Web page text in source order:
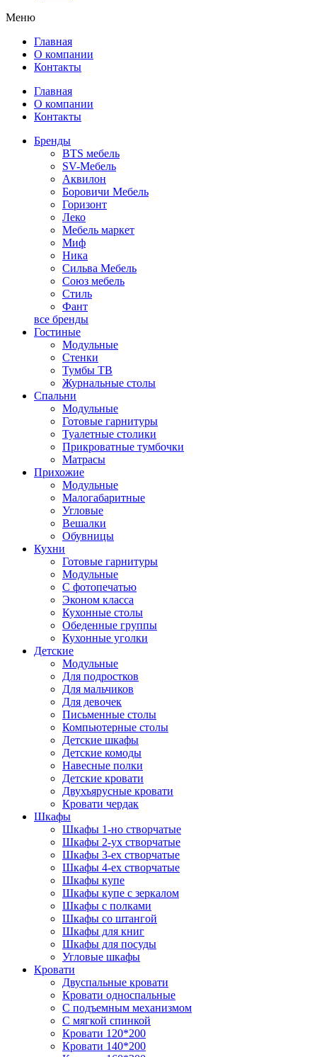
Меню
Главная
О компании
Контакты
Главная
О компании
Контакты
Бренды
BTS мебель
SV-Мебель
Аквилон
Боровичи Мебель
Горизонт
Леко
Мебель маркет
Миф
Ника
Сильва Мебель
Союз мебель
Стиль
Фант
все бренды
Гостиные
Модульные
Стенки
Тумбы ТВ
Журнальные столы
Спальни
Модульные
Готовые гарнитуры
Туалетные столики
Прикроватные тумбочки
Матрасы
Прихожие
Модульные
Малогабаритные
Угловые
Вешалки
Обувницы
Кухни
Готовые гарнитуры
Модульные
С фотопечатью
Эконом класса
Кухонные столы
Обеденные группы
Кухонные уголки
Детские
Модульные
Для подростков
Для мальчиков
Для девочек
Письменные столы
Компьютерные столы
Детские шкафы
Детские комоды
Навесные полки
Детские кровати
Двухъярусные кровати
Кровати чердак
Шкафы
Шкафы 1-но створчатые
Шкафы 2-ух створчатые
Шкафы 3-ех створчатые
Шкафы 4-ех створчатые
Шкафы купе
Шкафы купе с зеркалом
Шкафы с полками
Шкафы со штангой
Шкафы для книг
Шкафы для посуды
Угловые шкафы
Кровати
Двуспальные кровати
Кровати односпальные
С подъемным механизмом
С мягкой спинкой
Кровати 120*200
Кровати 140*200